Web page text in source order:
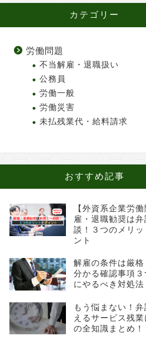
カテゴリー
労働問題
不当解雇・退職扱い
公務員
労働一般
労働災害
未払残業代・給料請求
おすすめ記事
【外資系企業労
雇・退職勧奨は弁
談！３つのメリッ
ント
解雇の条件は厳格
分かる確認事項３
にやるべき対処法
もう悩まない！弁
えるサービス残業
の全知識まとめ！